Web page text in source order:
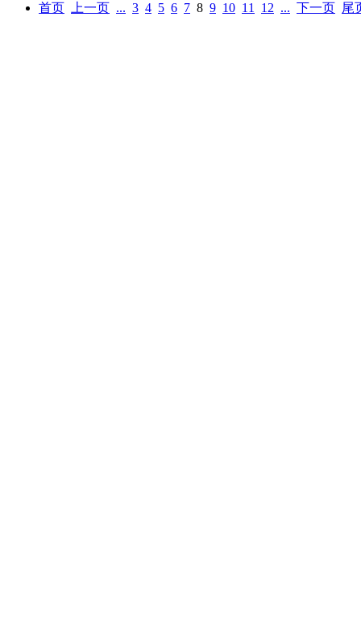
首页 上一页 ... 3 4 5 6 7 8 9 10 11 12 ... 下一页 尾